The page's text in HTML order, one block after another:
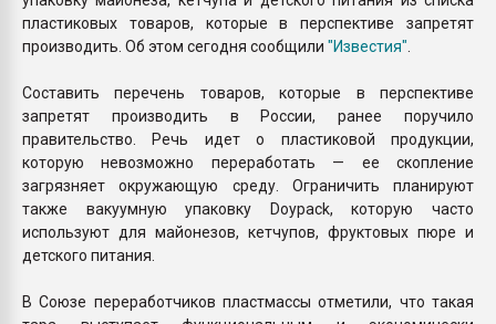
пластиковых товаров, которые в перспективе запретят
производить. Об этом сегодня сообщили "Известия"
Составить перечень товаров, которые в перспективе
запретят производить в России, ранее поручило
правительство. Речь идет о пластиковой продукции,
которую невозможно переработать — ее скопление
загрязняет окружающую среду. Ограничить планируют
также вакуумную упаковку Doypack, которую часто
используют для майонезов, кетчупов, фруктовых пюре и
детского питания.
В Союзе переработчиков пластмассы отметили, что такая